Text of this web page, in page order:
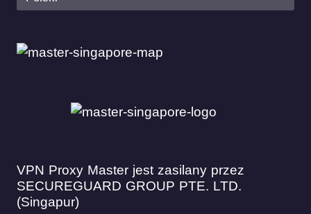
VPN Proxy Master jest zasilany przez
SECUREGUARD GROUP PTE. LTD.
(Singapur)